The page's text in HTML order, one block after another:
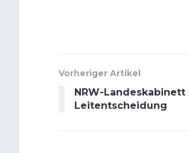
Vorheriger Artikel
NRW-
Leitentscheidung